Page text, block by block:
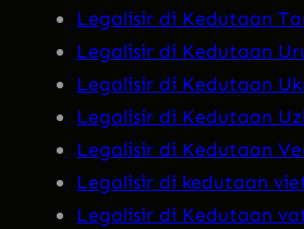
Legalisir di Kedutaan
Legalisir di Kedutaan
Legalisir di Kedutaan
Legalisir di Kedutaan
Legalisir di Kedutaan
Legalisir di kedutaan
Legalisir di Kedutaan